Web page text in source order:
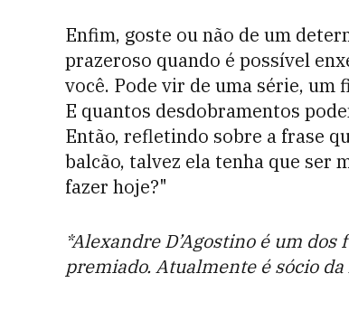
Enfim, goste ou não de um
prazeroso quando é possível
você. Pode vir de uma série,
E quantos desdobramentos
Então, refletindo sobre a frase
balcão, talvez ela tenha que ser
fazer hoje?"
*Alexandre D’Agostino é um
premiado. Atualmente é sócio